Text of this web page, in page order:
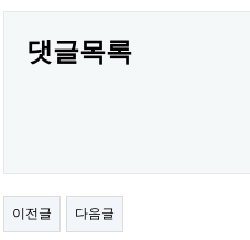
댓글목록
이전글 다음글